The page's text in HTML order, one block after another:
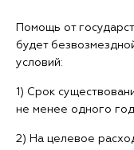
Помощь от
будет
условий:
1) Срок
не менее одного
2) На целевое